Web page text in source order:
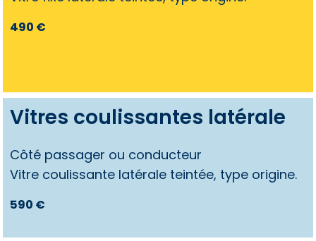
490 €
Vitres coulissantes latérale
Côté passager ou conducteur
Vitre coulissante latérale teintée, type origine.
590 €